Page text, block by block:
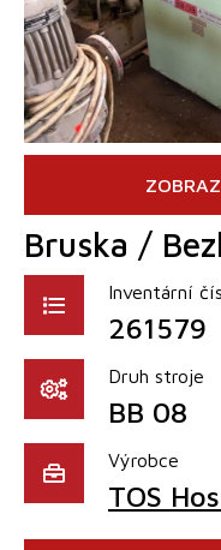
Bruska /
Inventární
261579
Druh stroje
BB 08
Výrobce
TOS